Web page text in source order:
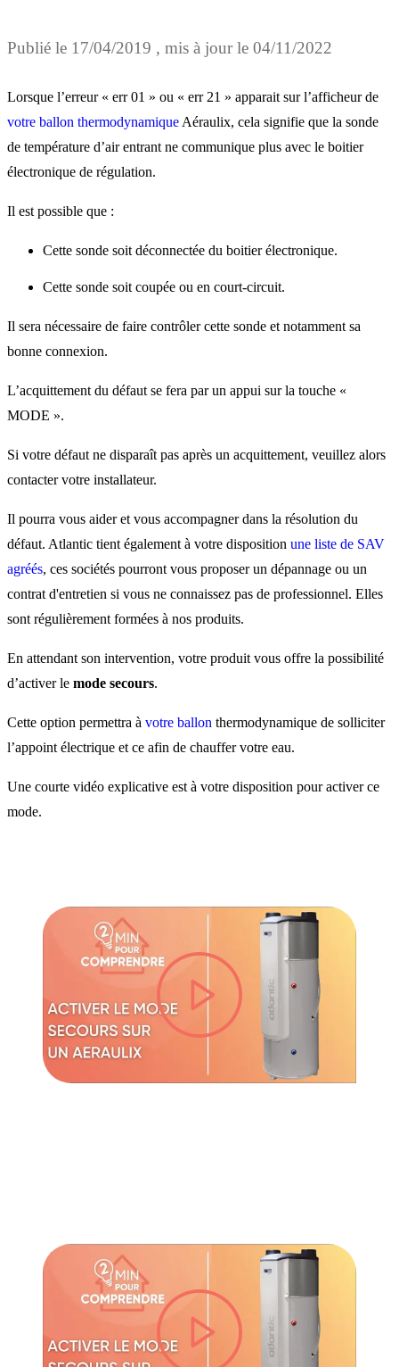
Publié le 17/04/2019 , mis à jour le 04/11/2022
Lorsque l’erreur « err 01 » ou « err 21 » apparait sur l’afficheur de
votre ballon thermodynamique Aéraulix, cela signifie que la sonde
de température d’air entrant ne communique plus avec le boitier
électronique de régulation.
Il est possible que :
Cette sonde soit déconnectée du boitier électronique.
Cette sonde soit coupée ou en court-circuit.
Il sera nécessaire de faire contrôler cette sonde et notamment sa
bonne connexion.
L’acquittement du défaut se fera par un appui sur la touche «
MODE ».
Si votre défaut ne disparaît pas après un acquittement, veuillez alors
contacter votre installateur.
Il pourra vous aider et vous accompagner dans la résolution du
défaut. Atlantic tient également à votre disposition une liste de SAV
agréés, ces sociétés pourront vous proposer un dépannage ou un
contrat d'entretien si vous ne connaissez pas de professionnel. Elles
sont régulièrement formées à nos produits.
En attendant son intervention, votre produit vous offre la possibilité
d’activer le mode secours.
Cette option permettra à votre ballon thermodynamique de solliciter
l’appoint électrique et ce afin de chauffer votre eau.
Une courte vidéo explicative est à votre disposition pour activer ce
mode.
lire la vidéo
lire la vidéo